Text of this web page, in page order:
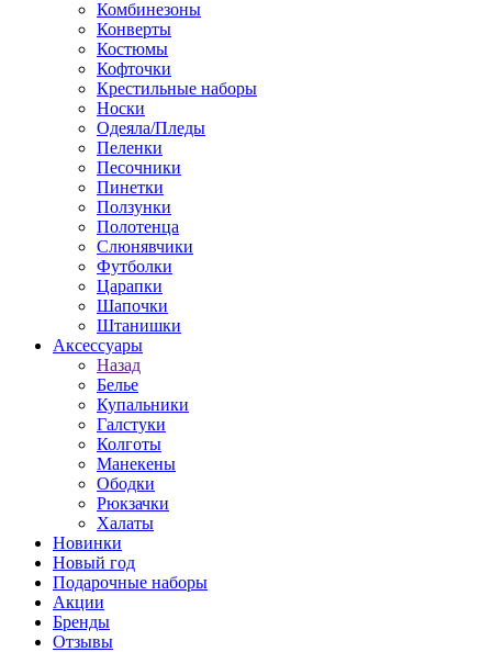
Комбинезоны
Конверты
Костюмы
Кофточки
Крестильные наборы
Носки
Одеяла/Пледы
Пеленки
Песочники
Пинетки
Ползунки
Полотенца
Слюнявчики
Футболки
Царапки
Шапочки
Штанишки
Аксессуары
Назад
Белье
Купальники
Галстуки
Колготы
Манекены
Ободки
Рюкзачки
Халаты
Новинки
Новый год
Подарочные наборы
Акции
Бренды
Отзывы